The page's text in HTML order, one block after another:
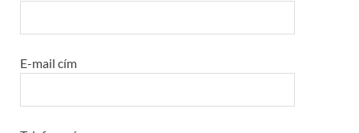
E-mail cím